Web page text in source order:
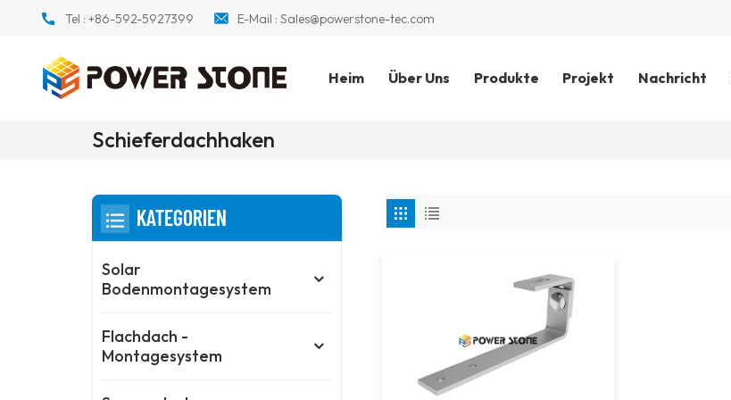
Tel :+86-592-5927399 E-Mail : Sales@powerstone-tec.com
Heim Über Uns Produkte Projekt Nachricht
Schieferdachhaken
KATEGORIEN
Solar
Bodenmontagesystem
Flachdach -
Montagesystem